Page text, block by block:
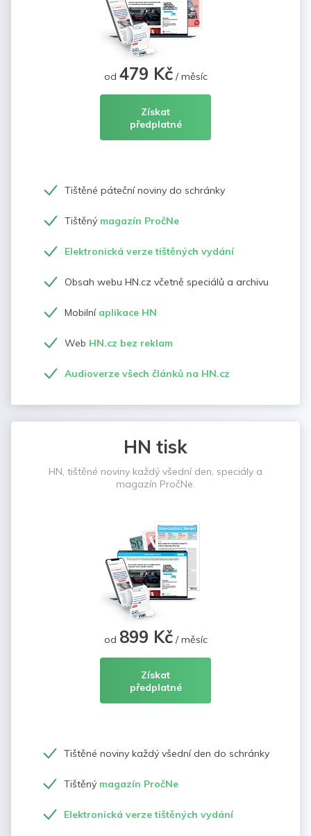
od 479 Kč/ měsíc
Získat
předplatné
Tištěné páteční noviny do schránky
Tištěný magazín PročNe
Elektronická verze tištěných vydání
Obsah webu HN.cz včetně speciálů a archivu
Mobilní aplikace HN
Web HN.cz bez reklam
Audioverze všech článků na HN.cz
HN tisk
HN, tištěné noviny každý všední den, speciály a
magazín PročNe.
od 899 Kč/ měsíc
Získat
předplatné
Tištěné noviny každý všední den do schránky
Tištěný magazín PročNe
Elektronická verze tištěných vydání